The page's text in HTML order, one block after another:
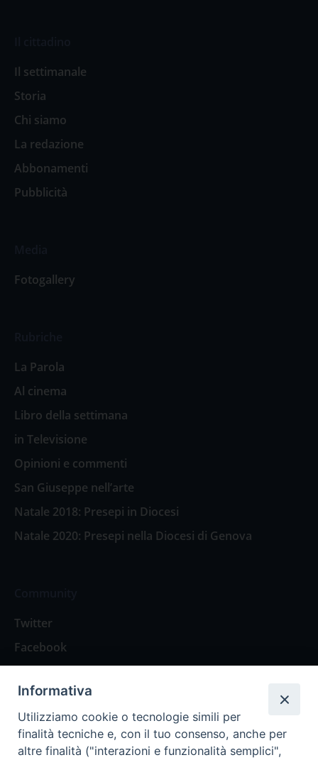
Il settimanale
Storia
Chi siamo
La redazione
Abbonamenti
Pubblicità
Fotogallery
La Parola
Al cinema
Libro della settimana
in Televisione
Opinioni e commenti
San Giuseppe nell’arte
Natale 2018: Presepi in Diocesi
Natale 2020: Presepi nella Diocesi di Genova
Twitter
Facebook
Contattaci
Spazio Lettori
Eventi
Informativa
Utilizziamo cookie o tecnologie simili per
finalità tecniche e, con il tuo consenso, anche per
altre finalità ("interazioni e funzionalità semplici",